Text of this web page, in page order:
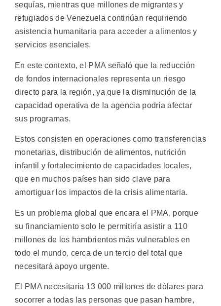
sequías, mientras que millones de migrantes y
refugiados de Venezuela continúan requiriendo
asistencia humanitaria para acceder a alimentos y
servicios esenciales.
En este contexto, el PMA señaló que la reducción
de fondos internacionales representa un riesgo
directo para la región, ya que la disminución de la
capacidad operativa de la agencia podría afectar
sus programas.
Estos consisten en operaciones como transferencias
monetarias, distribución de alimentos, nutrición
infantil y fortalecimiento de capacidades locales,
que en muchos países han sido clave para
amortiguar los impactos de la crisis alimentaria.
Es un problema global que encara el PMA, porque
su financiamiento solo le permitiría asistir a 110
millones de los hambrientos más vulnerables en
todo el mundo, cerca de un tercio del total que
necesitará apoyo urgente.
El PMA necesitaría 13 000 millones de dólares para
socorrer a todas las personas que pasan hambre,